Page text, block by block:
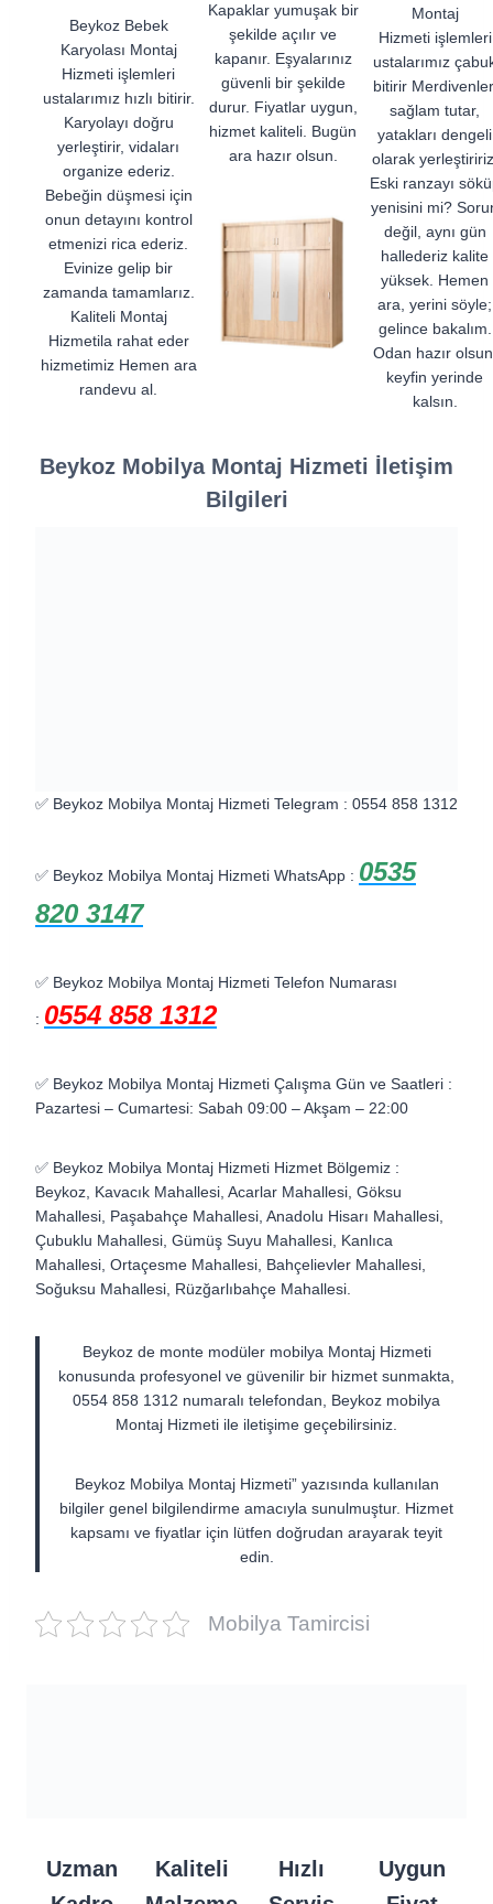
Beykoz Bebek
Karyolası Montaj
Hizmeti işlemleri
ustalarımız hızlı bitirir.
Karyolayı doğru
yerleştirir, vidaları
organize ederiz.
Bebeğin düşmesi için
onun detayını kontrol
etmenizi rica ederiz.
Evinize gelip bir
zamanda tamamlarız.
Kaliteli Montaj
Hizmetila rahat eder
hizmetimiz Hemen ara
randevu al.
Kapaklar yumuşak bir
şekilde açılır ve
kapanır. Eşyalarınız
güvenli bir şekilde
durur. Fiyatlar uygun,
hizmet kaliteli. Bugün
ara hazır olsun.
Montaj
Hizmeti işlemleri
ustalarımız
bitirir
sağlam tutar,
yatakları dengeli
olarak
Eski ranzayı
yenisini mi?
değil, aynı gün
hallederiz kalite
yüksek. Hemen
ara, yerini söyle;
gelince bakalım.
Odan hazır
keyfin yerinde
kalsın.
Beykoz Mobilya Montaj Hizmeti İletişim
Bilgileri
✅ Beykoz Mobilya Montaj Hizmeti Telegram : 0554 858 1312
✅ Beykoz Mobilya Montaj Hizmeti WhatsApp : 0535
820 3147
✅ Beykoz Mobilya Montaj Hizmeti Telefon Numarası
: 0554 858 1312
✅ Beykoz Mobilya Montaj Hizmeti Çalışma Gün ve Saatleri :
Pazartesi – Cumartesi: Sabah 09:00 – Akşam – 22:00
✅ Beykoz Mobilya Montaj Hizmeti Hizmet Bölgemiz :
Beykoz, Kavacık Mahallesi, Acarlar Mahallesi, Göksu
Mahallesi, Paşabahçe Mahallesi, Anadolu Hisarı Mahallesi,
Çubuklu Mahallesi, Gümüş Suyu Mahallesi, Kanlıca
Mahallesi, Ortaçesme Mahallesi, Bahçelievler Mahallesi,
Soğuksu Mahallesi, Rüzğarlıbahçe Mahallesi.
Beykoz de monte modüler mobilya Montaj Hizmeti
konusunda profesyonel ve güvenilir bir hizmet sunmakta,
0554 858 1312 numaralı telefondan, Beykoz mobilya
Montaj Hizmeti ile iletişime geçebilirsiniz.
Beykoz Mobilya Montaj Hizmeti” yazısında kullanılan
bilgiler genel bilgilendirme amacıyla sunulmuştur. Hizmet
kapsamı ve fiyatlar için lütfen doğrudan arayarak teyit
edin.
Mobilya Tamircisi
Uzman
Kaliteli
Hızlı
Uygun